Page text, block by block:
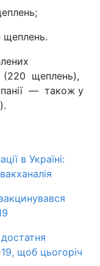
щеплень.
(220 щеплень),
— також у
в Україні:
19, щоб цьогоріч